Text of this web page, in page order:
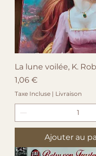
La lune voilée, K.
Prix
1,06 €
Taxe Incluse | Livraison
Ajouter au